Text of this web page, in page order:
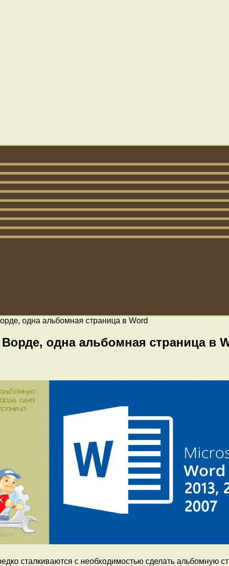
одна альбомная страница в Word
одна альбомная страница в
сталкиваются с необходимостью сделать альбомную